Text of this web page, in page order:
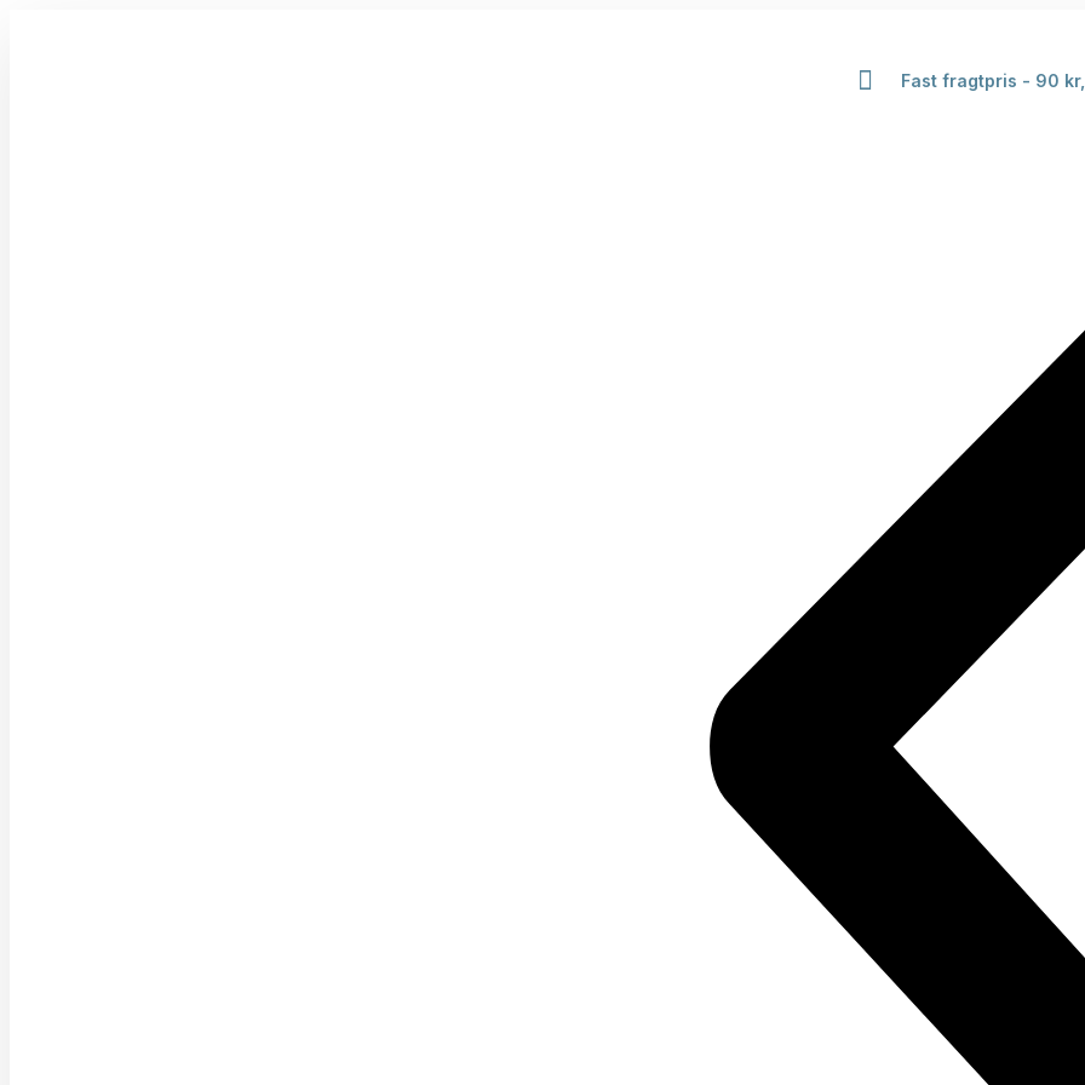
Fast fragtpris - 90